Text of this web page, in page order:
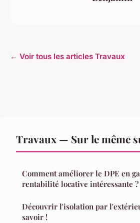
← Voir tous les articles Travaux
Travaux — Sur le même
Comment améliorer le DPE en
rentabilité locative intéressante ?
Découvrir l'isolation par
savoir !